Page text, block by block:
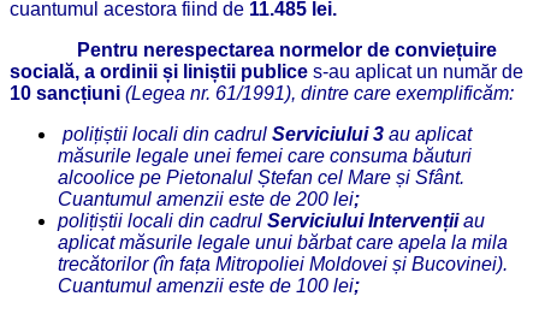
cuantumul acestora fiind de 11.485 lei.
Pentru nerespectarea normelor de conviețuire
socială, a ordinii și liniștii publice s-au aplicat un număr de
10 sancțiuni (Legea nr. 61/1991), dintre care exemplificăm:
polițiștii locali din cadrul Serviciului 3 au aplicat
măsurile legale unei femei care consuma băuturi
alcoolice pe Pietonalul Ștefan cel Mare și Sfânt.
Cuantumul amenzii este de 200 lei;
polițiștii locali din cadrul Serviciului Intervențiiau
aplicat măsurile legale unui bărbat care apela la mila
trecătorilor (în fața Mitropoliei Moldovei și Bucovinei).
Cuantumul amenzii este de 100 lei;